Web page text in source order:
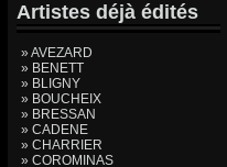
Artistes déjà édités
» AVEZARD
» BENETT
» BLIGNY
» BOUCHEIX
» BRESSAN
» CADENE
» CHARRIER
» COROMINAS